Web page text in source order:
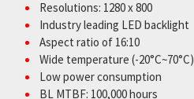
Resolutions: 1280 x 800
Industry leading LED backlight
Aspect ratio of 16:10
Wide temperature (-20°C~70°C)
Low power consumption
BL MTBF: 100,000 hours